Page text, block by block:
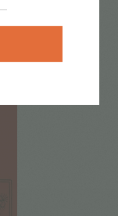
/ Психоанализ